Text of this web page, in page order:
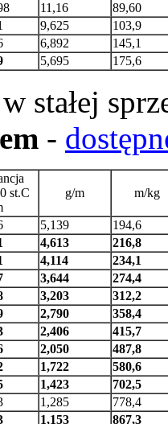
11,16
89,60
9,625
103,9
6,892
145,1
5,695 175,6
stałej
-
st.C
g/m m/kg
5,139
194,6
4,613
216,8
4,114
234,1
3,644
274,4
3,203
312,2
2,790
358,4
2,406
415,7
2,050
487,8
1,722
580,6
1,423
702,5
1,285
778,4
1,153
867,3